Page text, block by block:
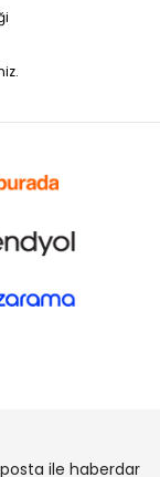
ile haberdar